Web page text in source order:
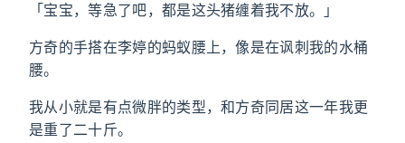
「宝宝，等急了吧，都是这头猪缠着我不放。」
方奇的手搭在李婷的蚂蚁腰上，像是在讽刺我的水桶
腰。
我从小就是有点微胖的类型，和方奇同居这一年我更
是重了二十斤。